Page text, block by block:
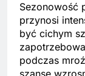
Sezonowość
przynosi
być cichym
podczas